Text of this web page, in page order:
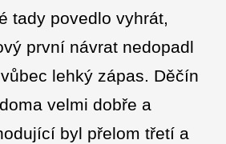
tady povedlo vyhrát,
první návrat nedopadl
lehký zápas. Děčín
velmi dobře a
byl přelom třetí a